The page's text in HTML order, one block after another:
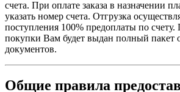
счета. При оплате заказа в назначении
указать номер счета. Отгрузка
поступления 100% предоплаты по
покупки Вам будет выдан полный пакет
документов.
Общие правила